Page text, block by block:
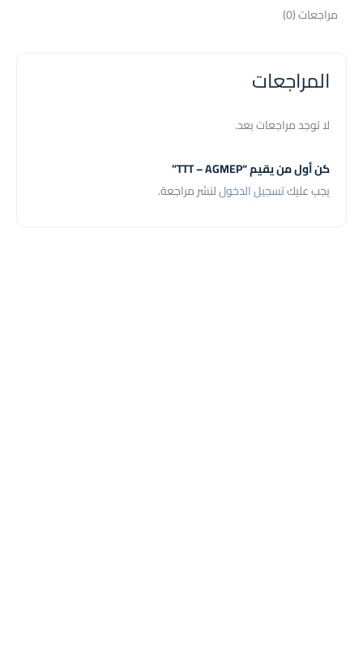
مراجعات (0)
المراجعات
لا توجد مراجعات بعد.
كن أول من يقيم “TTT – AGMEP”
يجب عليكتسجيل الدخوللنشر مراجعة.